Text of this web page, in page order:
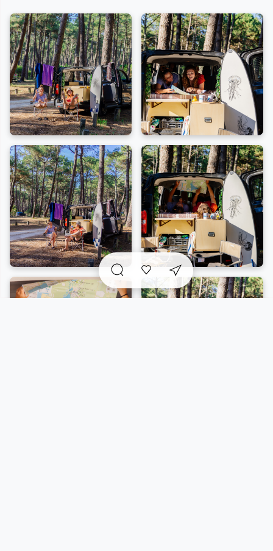
amateurs de sensations fortes peuvent également
profiter des activités nautiques, comme le surf ou le
body-board, directement à proximité.
Pour une expérience complète, cette aire allie
parfaitement nature, loisirs et accès à la mer. Elle
représente une invitation à vivre une expérience
authentique au cœur du Pays Basque.
Informations pratiques concernant le
stationnement :Le stationnement de 0H à 8H est
interdit sur l'ensemble du territoire de Biscarrosse du
1er mai au 30 septembre. Le stationnement de nuit
reste autorisé sur les aires prévues à cet effet. Pour
plus de détails, veuillez contacter l'aire : Parking du
Vivier, Rue du Tit, 40600 Biscarrosse.